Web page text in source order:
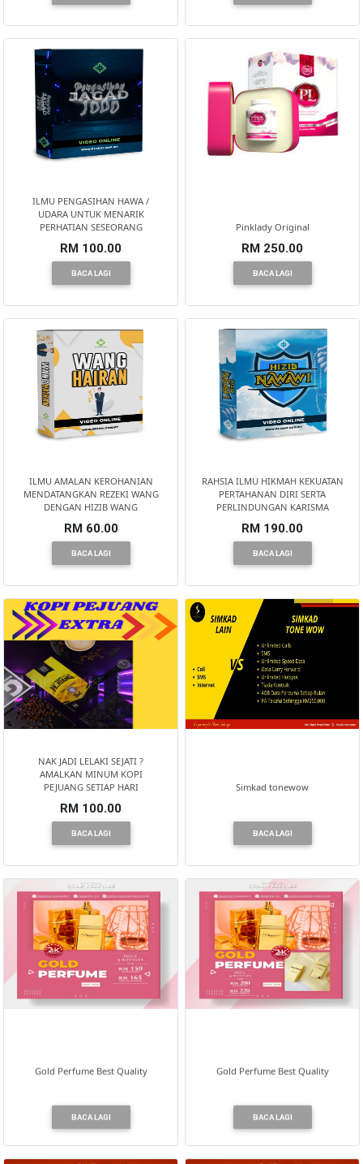
ILMU PENGASIHAN HAWA /
UDARA UNTUK MENARIK
PERHATIAN SESEORANG
RM 100.00
BACA LAGI
Pinklady Original
RM 250.00
BACA LAGI
ILMU AMALAN KEROHANIAN
MENDATANGKAN REZEKI WANG
DENGAN HIZIB WANG
RM 60.00
BACA LAGI
RAHSIA ILMU HIKMAH KEKUATAN
PERTAHANAN DIRI SERTA
PERLINDUNGAN KARISMA
RM 190.00
BACA LAGI
NAK JADI LELAKI SEJATI ?
AMALKAN MINUM KOPI
PEJUANG SETIAP HARI
RM 100.00
BACA LAGI
Simkad tonewow
BACA LAGI
Gold Perfume Best Quality
BACA LAGI
Gold Perfume Best Quality
BACA LAGI
KUALA
LUMPUR(16)
PUTRAJAYA(9)
LABUAN(2)
MALAYSIA(82)
INDONESIA(1)
SINGAPORE(0)
BRUNEI(0)